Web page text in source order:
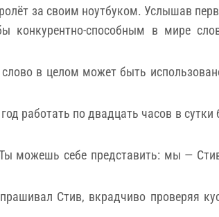
за своим ноутбуком. Услышав
конкурентно-способным в мире
в целом может быть
работать по двадцать часов в сутки
можешь себе представить: мы —
Стив, вкрадчиво проверяя